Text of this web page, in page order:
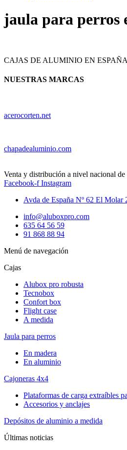
jaula para perros
CAJAS DE ALUMINIO EN ESPAÑA
NUESTRAS MARCAS
acerocorten.net
chapadealuminio.com
Venta y distribución a nivel nacional
Facebook-f Instagram
Avda de España Nº 62 El Molar
info@aluboxpro.com
635 64 56 59
91 868 88 94
Menú de navegación
Cajas
Alubox pro robusta
Tecnobox
Confort box
Flight case
A medida
Jaula para perros
En madera
En aluminio
Cajoneras 4x4
Plataformas de carga extraíbles
Accesorios y anclajes
Depósitos de aluminio a medida
Últimas noticias